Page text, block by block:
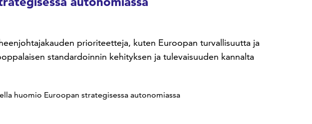
prioriteetteja, kuten Euroopan turvallisuutta ja
standardoinnin kehityksen ja tulevaisuuden kannalta
huomio Euroopan strategisessa autonomiassa